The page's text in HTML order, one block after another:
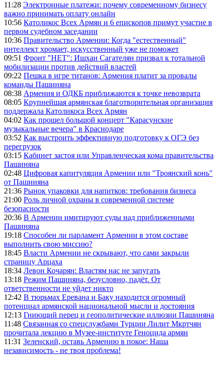
11:28 Электронные платежи: почему современному бизнесу
важно принимать оплату онлайн
10:56 Католикос Всех Армян и 6 епископов примут участие в
первом судебном заседании
10:36 Правительство Армении: Когда "естественный"
интеллект хромает, искусственный уже не поможет
09:51 Фронт "НЕТ": Ишхан Сагателян призвал к тотальной
мобилизации против действий властей
09:22 Пешка в игре титанов: Армения платит за провалы
команды Пашиняна
08:38 Армения и ОДКБ приближаются к точке невозврата
08:05 Крупнейшая армянская благотворительная организация
поддержала Католикоса Всех Армян
04:02 Как прошел большой концерт "Карасунские
музыкальные вечера" в Краснодаре
03:52 Как выстроить эффективную подготовку к ОГЭ без
перегрузок
03:15 Кабинет застоя или Управленческая кома правительства
Пашиняна
02:48 Цифровая капитуляция Армении или "Троянский конь"
от Пашиняна
21:36 Рынок упаковки для напитков: требования бизнеса
21:00 Роль личной охраны в современной системе
безопасности
20:36 В Армении имитируют суды над приближенными
Пашиняна
19:18 Способен ли парламент Армении в этом составе
выполнить свою миссию?
18:45 Власти Армении не скрывают, что сами закрыли
страницу Арцаха
18:34 Левон Кочарян: Властям нас не запугать
13:18 Режим Пашиняна, безусловно, падёт. От
ответственности не уйдет никто
12:42 В тюрьмах Еревана и Баку находится огромный
потенциал армянской национальной мысли и достояния
12:13 Гниющий перец и геополитические иллюзии Пашиняна
11:48 Связанная со спецслужбами Турции Лилит Мкртчян
прочитала лекцию в Музее-институте Геноцида армян
11:31 Зеленский, оставь Армению в покое: Наша
независимость - не твоя проблема!